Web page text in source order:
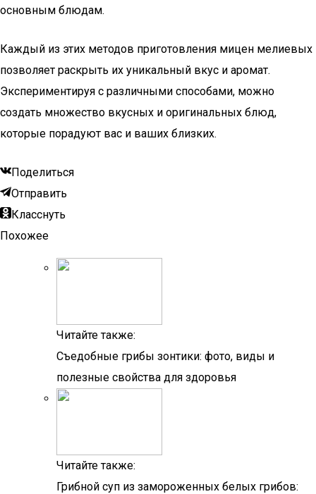
основным блюдам.
Каждый из этих методов приготовления мицен мелиевых
позволяет раскрыть их уникальный вкус и аромат.
Экспериментируя с различными способами, можно
создать множество вкусных и оригинальных блюд,
которые порадуют вас и ваших близких.
Поделиться
Отправить
Класснуть
Похожее
Читайте также:
Съедобные грибы зонтики: фото, виды и
полезные свойства для здоровья
Читайте также:
Грибной суп из замороженных белых грибов: